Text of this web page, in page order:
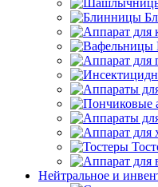
Нейтральное и